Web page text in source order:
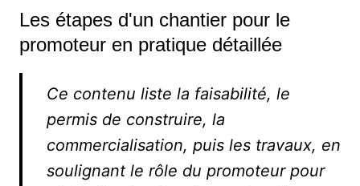
Les étapes d'un chantier pour le
promoteur en pratique détaillée
Ce contenu liste la faisabilité, le
permis de construire, la
commercialisation, puis les travaux, en
soulignant le rôle du promoteur pour